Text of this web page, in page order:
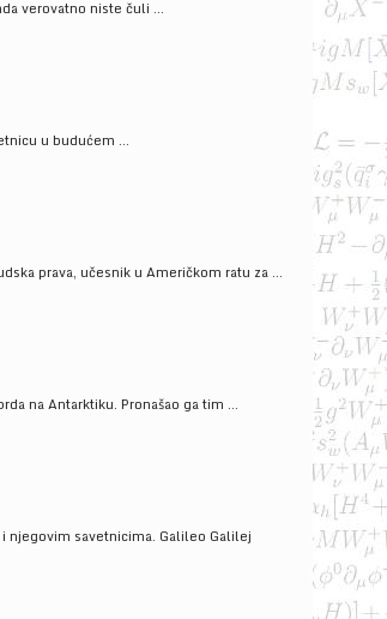
verovatno niste čuli ...
u budućem ...
prava, učesnik u Američkom ratu za ...
na Antarktiku. Pronašao ga tim ...
njegovim savetnicima. Galileo Galilej